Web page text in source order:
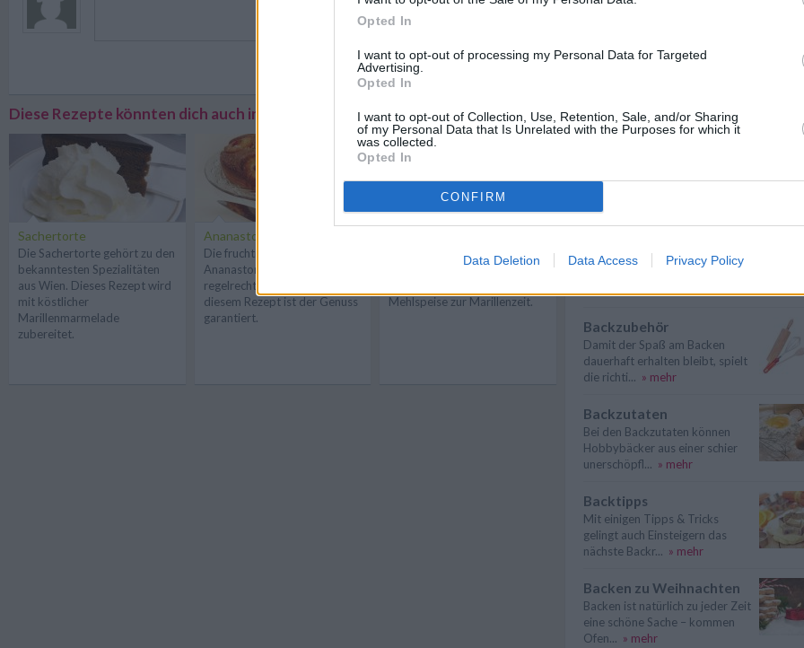
Opted In
I want to opt-out of processing my Personal Data for Targeted
Advertising.
Opted In
I want to opt-out of Collection, Use, Retention, Sale, and/or Sharing
of my Personal Data that Is Unrelated with the Purposes for which it
was collected.
Opted In
CONFIRM
Data Deletion Data Access Privacy Policy
Registrieren Anmelden
Diese Rezepte könnten dich auch interessieren
Sachertorte
Die Sachertorte gehört zu den
bekanntesten Spezialitäten
aus Wien. Dieses Rezept wird
mit köstlicher
Marillenmarmelade
zubereitet.
Ananastorte
Die fruchtige Süße der
Ananastorte vergeht
regelrecht auf der Zunge. Mit
diesem Rezept ist der Genuss
garantiert.
Das Rezept für den
Marillenkuchen mit Mandeln
Mehlspeise zur Marillenzeit.
erster Linie auf die richtige
Kekse sind beim Backen
trocken geworden
Zubereitung in F... » mehr
Konservierungsmethode
Einwecken
Backzubehör
Damit der Spaß am Backen
dauerhaft erhalten bleibt, spielt
die richti... » mehr
Backzutaten
Bei den Backzutaten können
Hobbybäcker aus einer schier
unerschöpfl... » mehr
Backtipps
Mit einigen Tipps & Tricks
gelingt auch Einsteigern das
nächste Backr... » mehr
Backen zu Weihnachten
Backen ist natürlich zu jeder Zeit
eine schöne Sache – kommen
Ofen... » mehr